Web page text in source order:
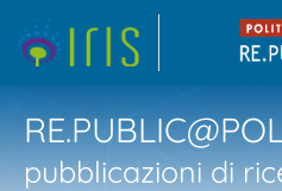
pubblicazioni di